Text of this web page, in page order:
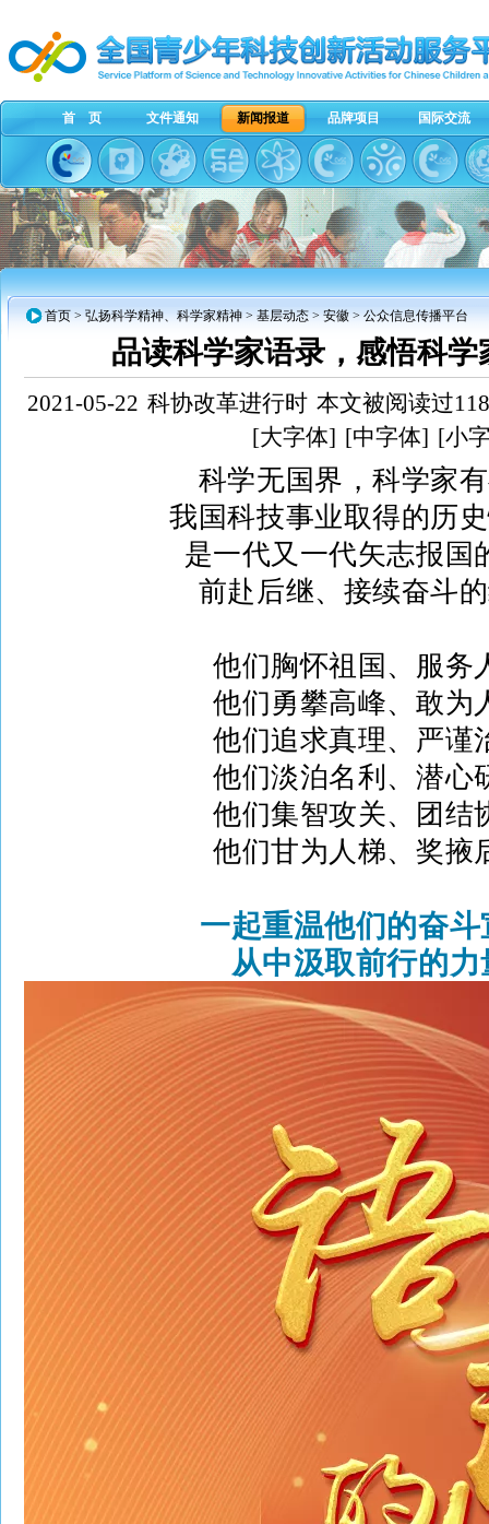
首 页 文件通知 新闻报道 品牌项目 国际交流
首页 > 弘扬科学精神、科学家精神 > 基层动态 > 安徽 > 公众信息传播平台
品读科学家语录，感悟科
2021-05-22 科协改革进行时 本文被阅读过
[大字体] [中字体] [小
科学无国界，科学家
我国科技事业取得的历
是一代又一代矢志报国
前赴后继、接续奋斗
他们胸怀祖国、服务
他们勇攀高峰、敢为
他们追求真理、严谨
他们淡泊名利、潜心
他们集智攻关、团结
他们甘为人梯、奖掖
一起重温他们的奋
从中汲取前行的力